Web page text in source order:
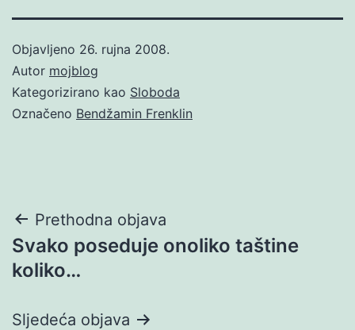
Objavljeno 26. rujna 2008.
Autor mojblog
Kategorizirano kao Sloboda
Označeno Bendžamin Frenklin
Navigacija
objava
Prethodna objava
Svako poseduje onoliko taštine
koliko…
Sljedeća objava